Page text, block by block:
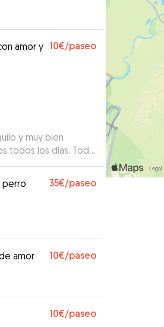
amor y 10€/paseo
y muy bien
todos los días. Todo
perro
35€/paseo
amor 10€/paseo
10€/paseo